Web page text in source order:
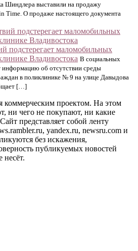
Шиндлера выставили на продажу
Time. О продаже настоящего документа
подстерегает маломобильных
Владивостока В социальных
информацию об отсутствии среды
в поликлинике № 9 на улице Давыдова
[…]
коммерческим проектом. На этом
ни чего не покупают, ни какие
представляет собой ленту
yandex.ru, newsru.com и
без искажения,
публикуемых новостей
несёт.